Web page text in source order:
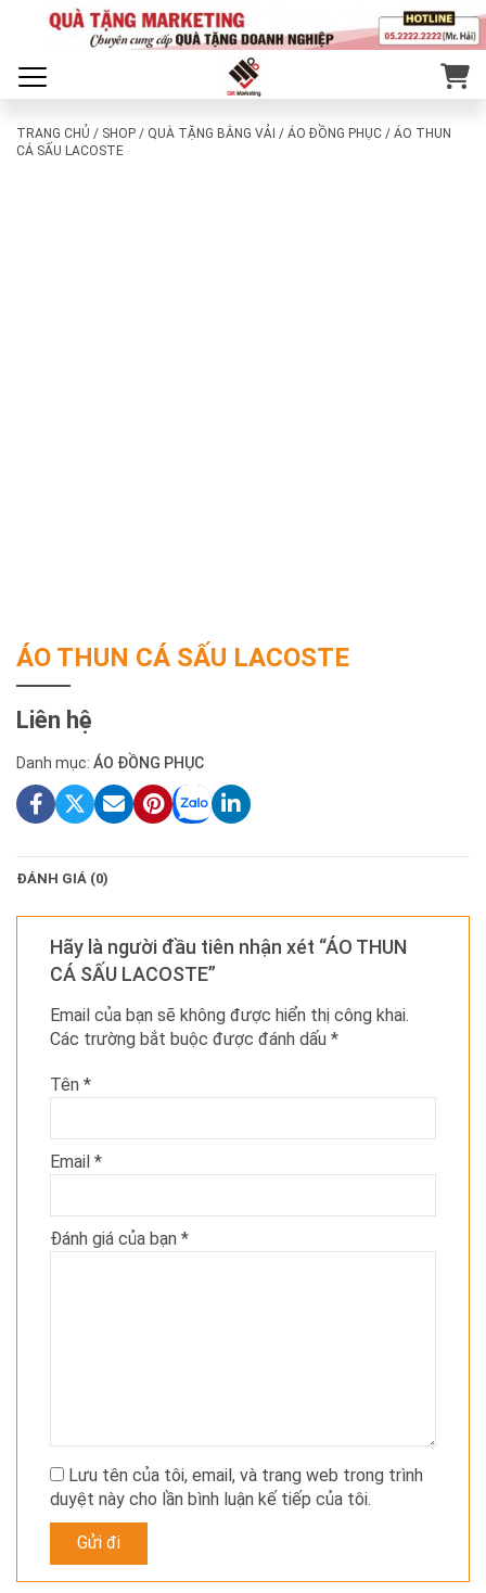
TRANG CHỦ / SHOP / QUÀ TẶNG BẰNG VẢI / ÁO ĐỒNG PHỤC / ÁO THUN
CÁ SẤU LACOSTE
ÁO THUN CÁ SẤU LACOSTE
Liên hệ
Danh mục: ÁO ĐỒNG PHỤC
ĐÁNH GIÁ (0)
Hãy là người đầu tiên nhận xét “ÁO THUN
CÁ SẤU LACOSTE”
Email của bạn sẽ không được hiển thị công khai.
Các trường bắt buộc được đánh dấu *
Tên *
Email *
Đánh giá của bạn *
Lưu tên của tôi, email, và trang web trong trình
duyệt này cho lần bình luận kế tiếp của tôi.